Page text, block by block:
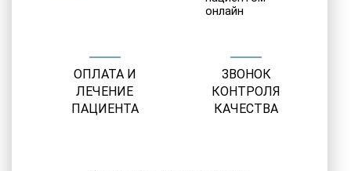
ОПЛАТА И
ЛЕЧЕНИЕ
ПАЦИЕНТА
ЗВОНОК
КОНТРОЛЯ
КАЧЕСТВА